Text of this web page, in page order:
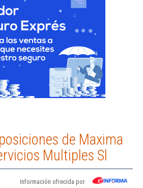
de Maxima
Multiples Sl
Información ofrecida por